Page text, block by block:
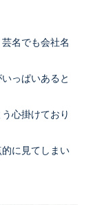
名でも会社名
っぱいあると
心掛けており
に見てしまい